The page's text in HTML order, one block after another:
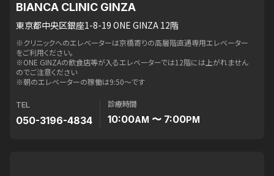
BIANCA CLINIC GINZA
東京都中央区銀座1-8-19 ONE GINZA 12階
※クリニックへのエレベーターは京橋寄りの高層階直通専用エレベーター
をご利用ください。
※ONE GINZAの飲食店等が入るエレベーターでは12階には上がれません
のでご注意ください
※朝のエレベーターの稼働は9:50〜です
TEL
050-3196-4834
診療時間
10:00AM 〜 7:00PM